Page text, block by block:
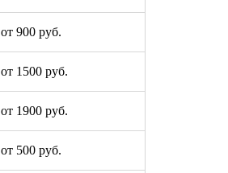
от 900 руб.
от 1500 руб.
от 1900 руб.
от 500 руб.